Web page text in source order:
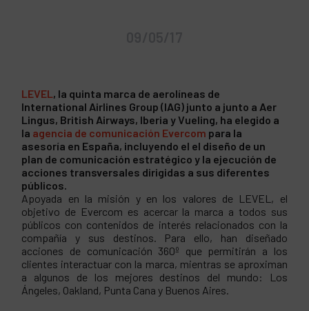
LEVEL, la quinta marca de aerolíneas de
International Airlines Group (IAG) junto a junto a Aer
Lingus, British Airways, Iberia y Vueling, ha elegido a
la agencia de comunicación Evercom para la
asesoría en España, incluyendo el el diseño de un
plan de comunicación estratégico y la ejecución de
acciones transversales dirigidas a sus diferentes
públicos.
Apoyada en la misión y en los valores de LEVEL, el
objetivo de Evercom es acercar la marca a todos sus
públicos con contenidos de interés relacionados con la
compañía y sus destinos. Para ello, han diseñado
acciones de comunicación 360º que permitirán a los
clientes interactuar con la marca, mientras se aproximan
a algunos de los mejores destinos del mundo: Los
Ángeles, Oakland, Punta Cana y Buenos Aires.